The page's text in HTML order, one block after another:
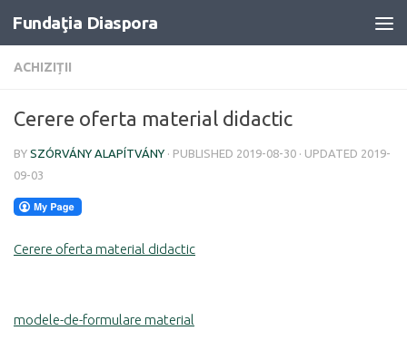
Skip to content
Fundaţia Diaspora
ACHIZIȚII
Cerere oferta material didactic
BY SZÓRVÁNY ALAPÍTVÁNY · PUBLISHED 2019-08-30 · UPDATED 2019-
09-03
Cerere oferta material didactic
modele-de-formulare material